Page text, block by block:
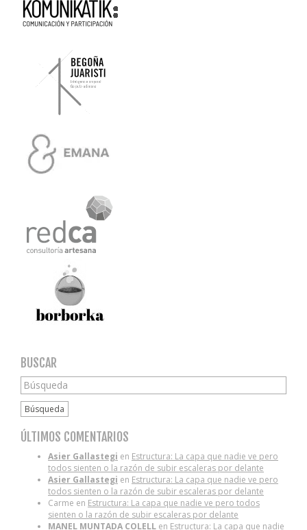
BUSCAR
Búsqueda
ÚLTIMOS COMENTARIOS
Asier Gallastegi en Estructura: La capa que nadie ve pero
todos sienten o la razón de subir escaleras por delante
Asier Gallastegi en Estructura: La capa que nadie ve pero
todos sienten o la razón de subir escaleras por delante
Carme en Estructura: La capa que nadie ve pero todos
sienten o la razón de subir escaleras por delante
MANEL MUNTADA COLELL en Estructura: La capa que nadie